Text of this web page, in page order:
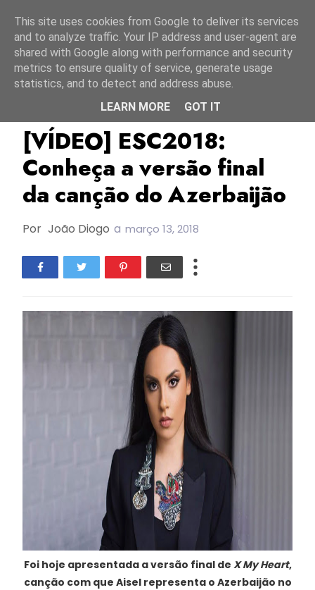
Azerbaijão ESC2018
[VÍDEO] ESC2018:
Conheça a versão final
da canção do Azerbaijão
Por João Diogo a março 13, 2018
Foi hoje apresentada a versão final de X My Heart,
canção com que Aisel representa o Azerbaijão no
This site uses cookies from Google to deliver its services
and to analyze traffic. Your IP address and user-agent are
shared with Google along with performance and security
metrics to ensure quality of service, generate usage
statistics, and to detect and address abuse.
LEARN MORE
GOT IT